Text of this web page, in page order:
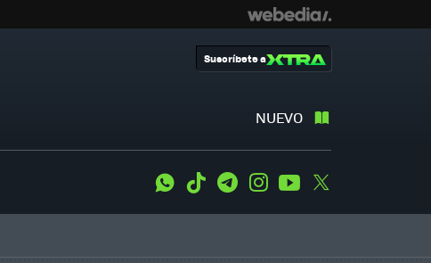
NUEVO
Suscríbete a
WhatsApp
Tiktok TelegramInstagramYoutube